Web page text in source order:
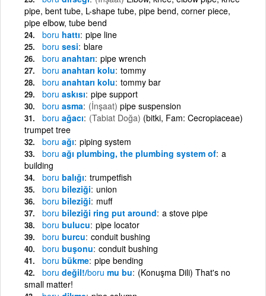
pipe, bent tube, L-shape tube, pipe bend, corner piece,
pipe elbow, tube bend
boru hattı pipe line
boru sesi blare
boru anahtarı pipe wrench
boru anahtarı kolu tommy
boru anahtarı kolu tommy bar
boru askısı pipe support
boru asma (İnşaat) pipe suspension
boru ağacı (Tabiat Doğa) (bitki, Fam: Cecropiaceae)
trumpet tree
boru ağı piping system
boru ağı plumbing, the plumbing system of a
building
boru balığı trumpetfish
boru bileziği union
boru bileziği muff
boru bileziği ring put around a stove pipe
boru bulucu pipe locator
boru burcu conduit bushing
boru buşonu conduit bushing
boru bükme pipe bending
boru değil!/boru mu bu (Konuşma Dili) That's no
small matter!